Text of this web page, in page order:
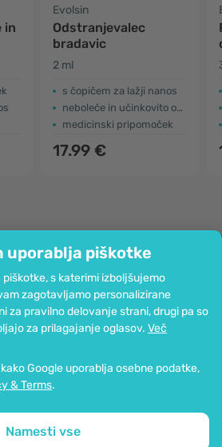
uporablja piškotke
s katerimi izboljšujemo
zagotavljamo personalizirane
za pravilno delovanje strani, drugi pa so
za prilagajanje oglasov. Več
Google uporablja osebne podatke,
& Terms.
Namesti vse
in
Evolsin
Odstranjevalec
bradavic
2 ml
s čopičem za lažji nanos
neboleče in učinkovito odstranjevanje
medicinski pripomoček
17.99 €
Zagotovljena zaščita osebnih podatkov